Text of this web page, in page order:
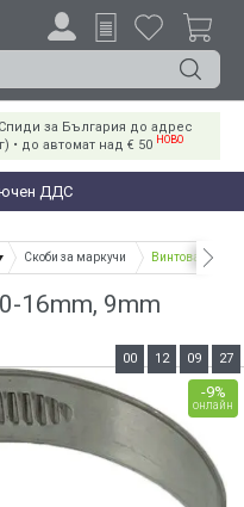
за България до адрес
• до автомат над € 50 НОВО
ДДС
Скоби за маркучи Винтова скоба
16mm, 9mm
-9%
онлайн
00 12 09 27